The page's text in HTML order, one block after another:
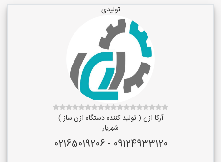
تولیدی
آرکا ازن ( تولید کننده دستگاه ازن ساز )
شهریار
09124933120 - 02165019206